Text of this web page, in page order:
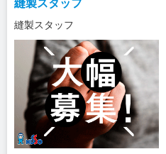
縫製スタッフ
縫製スタッフ